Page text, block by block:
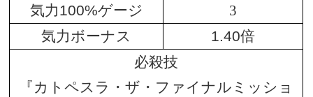
気力100%ゲージ
3
気力ボーナス
1.40倍
必殺技
『カトペスラ・ザ・ファイナルミッショ